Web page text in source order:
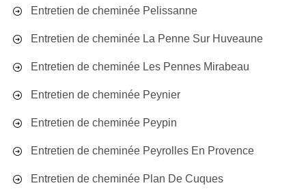
Entretien de cheminée Pelissanne
Entretien de cheminée La Penne Sur Huveaune
Entretien de cheminée Les Pennes Mirabeau
Entretien de cheminée Peynier
Entretien de cheminée Peypin
Entretien de cheminée Peyrolles En Provence
Entretien de cheminée Plan De Cuques